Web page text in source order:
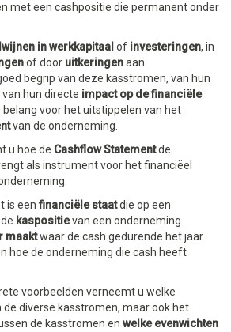
met een cashpositie die permanent onder
in werkkapitaal of investeringen, in
of door uitkeringenaan
begrip van deze kasstromen, van hun
van hun directe impact op de financiële
voor het uitstippelen van het
van de onderneming.
u hoe de Cashflow Statementde
als instrument voor het financiëel
is eenfinanciële staatdie op een
kaspositievan een onderneming
maaktwaar de cash gedurende het jaar
hoe de onderneming die cash heeft
voorbeelden verneemt u welke
de diverse kasstromen, maar ook het
de kasstromen en welke evenwichten